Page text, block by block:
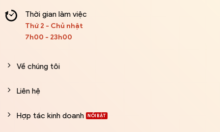
Thời gian làm việc
Thứ 2 - Chủ nhật
7h00 - 23h00
Về chúng tôi
Liên hệ
Hợp tác kinh doanh